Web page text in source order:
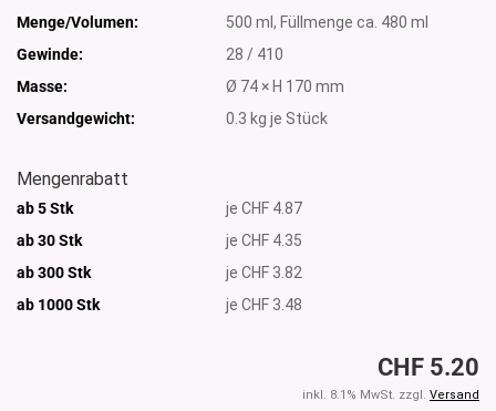
Menge/Volumen:
500 ml, Füllmenge ca. 480 ml
Gewinde:
28 / 410
Masse:
Ø 74 × H 170 mm
Versandgewicht:
0.3 kg je Stück
Mengenrabatt
ab 5 Stk
je CHF 4.87
ab 30 Stk
je CHF 4.35
ab 300 Stk
je CHF 3.82
ab 1000Stk je CHF 3.48
CHF 5.20
inkl. 8.1% MwSt. zzgl. Versand